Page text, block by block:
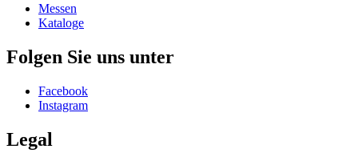
Messen
Kataloge
Folgen Sie uns unter
Facebook
Instagram
Legal